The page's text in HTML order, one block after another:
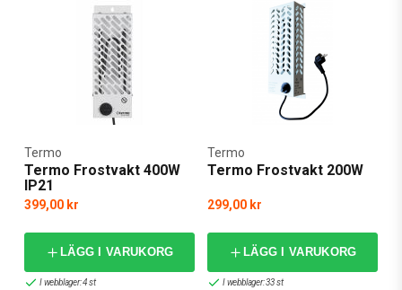
Termo Frostvakt 400W
IP21
Termo
399,00 kr
LÄGG I VARUKORG
I webblager: 4 st
Termo Frostvakt 200W
Termo
299,00 kr
LÄGG I VARUKORG
I webblager: 33 st